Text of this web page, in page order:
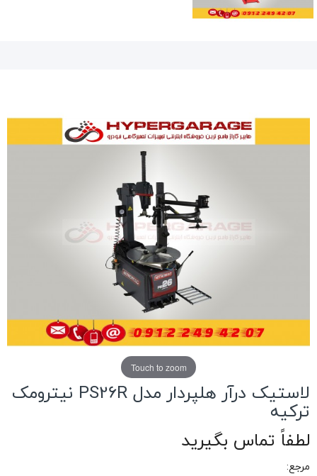
Touch to zoom
لاستیک درآر هلپردار مدل PS26R نیترومک
ترکیه
لطفاً تماس بگیرید
مرجع: